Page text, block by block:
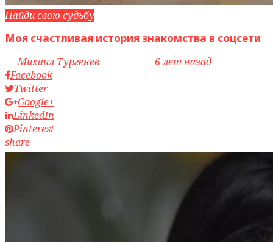
Найди свою судьбу
Моя счастливая история знакомства в соцсети
byМихаил Тургенев
6 лет назад
Facebook
Twitter
Google+
LinkedIn
Pinterest
share